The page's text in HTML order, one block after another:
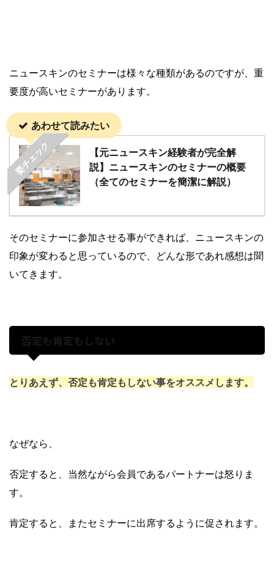
ニュースキンのセミナーは様々な種類があるのですが、重
要度が高いセミナーがあります。
あわせて読みたい
要チェック
【元ニュースキン経験者が完全解
説】ニュースキンのセミナーの概要
（全てのセミナーを簡潔に解説）
そのセミナーに参加させる事ができれば、ニュースキンの
印象が変わると思っているので、どんな形であれ感想は聞
いてきます。
否定も肯定もしない
とりあえず、否定も肯定もしない事をオススメします。
なぜなら、
否定すると、当然ながら会員であるパートナーは怒りま
す。
肯定すると、またセミナーに出席するように促されます。